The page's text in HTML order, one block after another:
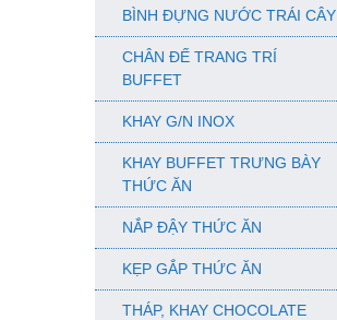
BÌNH ĐỰNG NƯỚC TRÁI CÂY
CHÂN ĐẾ TRANG TRÍ
BUFFET
KHAY G/N INOX
KHAY BUFFET TRƯNG BÀY
THỨC ĂN
NẮP ĐẬY THỨC ĂN
KẸP GẮP THỨC ĂN
THÁP, KHAY CHOCOLATE